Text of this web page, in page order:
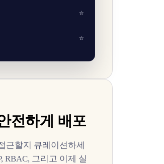
☆
☆
전하게 배포
근할지 큐레이션하세
RBAC, 그리고 이제 실